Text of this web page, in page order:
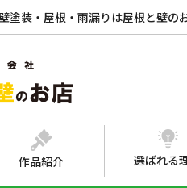
塗装・屋根・雨漏りは屋根と壁の
作品紹介 選ばれる